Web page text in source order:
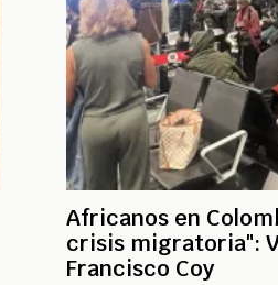
Africanos en
crisis migratoria":
Francisco Coy